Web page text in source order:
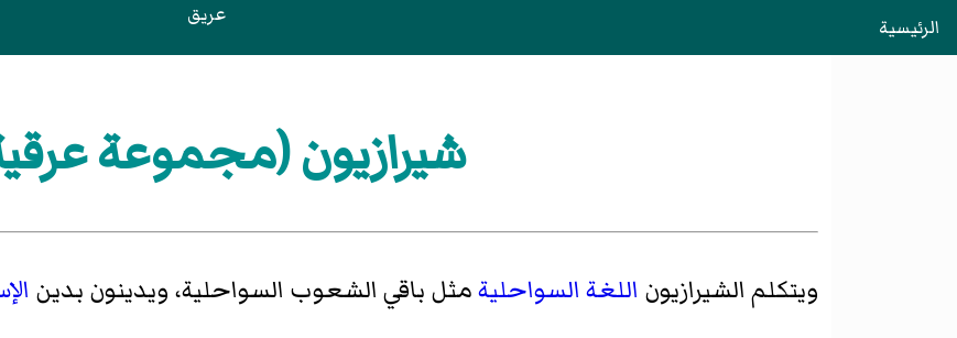
الرئيسية عريق
شيرازيون (مجموعة
ويتكلم الشيرازيون اللغة السواحليةمثل باقي الشعوب السواحلية، ويدينون بدين